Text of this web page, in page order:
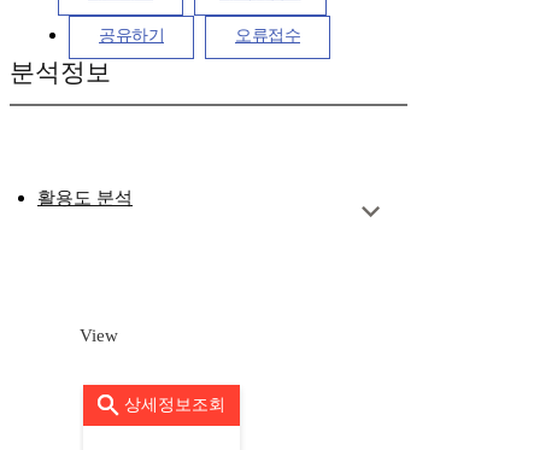
공유하기 오류접수
분석정보
활용도 분석
View
상세정보조회